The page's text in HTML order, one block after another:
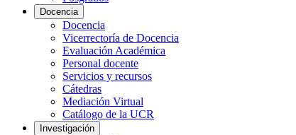
Docencia
Docencia
Vicerrectoría de Docencia
Evaluación Académica
Personal docente
Servicios y recursos
Cátedras
Mediación Virtual
Catálogo de la UCR
Investigación